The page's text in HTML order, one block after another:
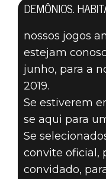
12 de abril de
DEMÔNIOS.
nossos jogos
estejam
junho, para a
2019.
Se estiverem
se aqui para
Se
convite oficial,
convidado,